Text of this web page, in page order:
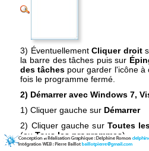
3) ÉventuellementCliquer droit
la barre des tâches puis sur
des tâches pour garder l'icône à
fois le programme fermé.
2) Démarrer avec Windows 7,
1) Cliquer gauche sur Démarrer
2) Cliquer gauche sur Toutes
(ouTous les programmes)